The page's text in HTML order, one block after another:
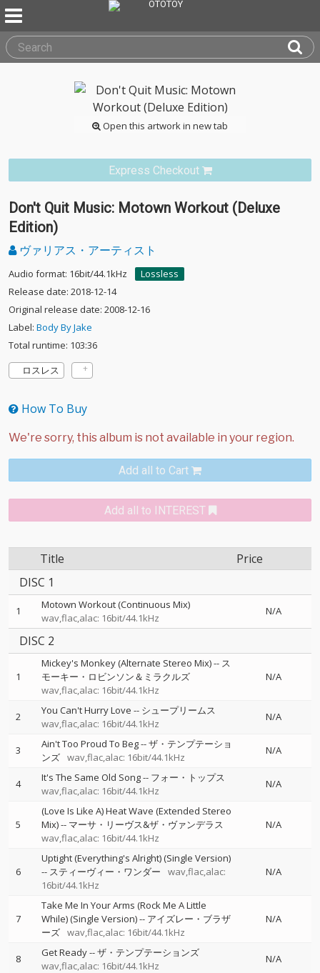
Open this artwork in new tab
Express Checkout
Don't Quit Music: Motown Workout (Deluxe
Edition)
ヴァリアス・アーティスト
Audio format: 16bit/44.1kHz
Lossless
Release date: 2018-12-14
Original release date: 2008-12-16
Label: Body By Jake
Total runtime: 103:36
ロスレス
How To Buy
Add all to Cart
Add all to INTEREST
Title
Price
DISC 1
1
Motown Workout (Continuous Mix)
wav,flac,alac: 16bit/44.1kHz
N/A
DISC 2
1
Mickey's Monkey (Alternate Stereo Mix)-- ス
モーキー・ロビンソン＆ミラクルズ
wav,flac,alac: 16bit/44.1kHz
N/A
2 You Can't Hurry Love -- シュープリームス
wav,flac,alac: 16bit/44.1kHz
N/A
3 Ain't Too Proud To Beg--ザ・テンプテーショ
ンズ wav,flac,alac: 16bit/44.1kHz
N/A
4 It's The Same Old Song-- フォー・トップス
wav,flac,alac: 16bit/44.1kHz
N/A
5
(Love Is Like A) Heat Wave (Extended Stereo
Mix)-- マーサ・リーヴス&ザ・ヴァンデラス
wav,flac,alac: 16bit/44.1kHz
N/A
6
Uptight (Everything's Alright) (Single Version)
-- スティーヴィー・ワンダー
wav,flac,alac:
16bit/44.1kHz
N/A
7
Take Me In Your Arms (Rock Me A Little
While) (Single Version)-- アイズレー・ブラザ
ーズ wav,flac,alac: 16bit/44.1kHz
N/A
8 Get Ready--ザ・テンプテーションズ
wav,flac,alac: 16bit/44.1kHz
N/A